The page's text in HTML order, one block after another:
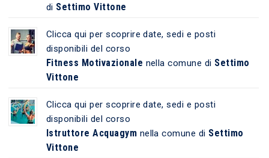
di Settimo Vittone
Clicca qui per scoprire date, sedi e posti
disponibili del corso
Fitness Motivazionale nella comune di Settimo
Vittone
Clicca qui per scoprire date, sedi e posti
disponibili del corso
Istruttore Acquagym nella comune di Settimo
Vittone